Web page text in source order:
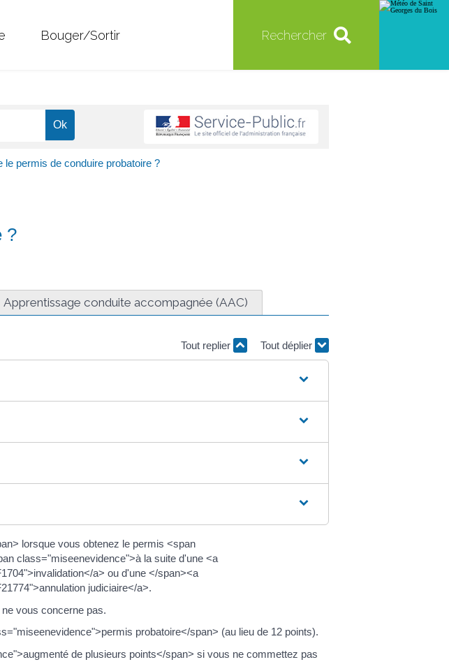
Bouger/Sortir Rechercher
le permis de conduire probatoire ?
?
Apprentissage conduite accompagnée (AAC)
Tout replier Tout déplier
lorsque vous obtenez le permis <span
class="miseenevidence">à la suite d'une <a
a> ou d'une </span><a
judiciaire</a>.
vous concerne pas.
probatoire</span> (au lieu de 12 points).
de plusieurs points</span> si vous ne commettez pas